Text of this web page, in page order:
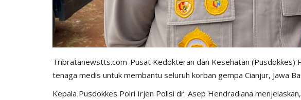
Tribratanewstts.com-Pusat Kedokteran dan Kesehatan (Pusdokkes)
tenaga medis untuk membantu seluruh korban gempa Cianjur, Jawa
Kepala Pusdokkes Polri Irjen Polisi dr. Asep Hendradiana